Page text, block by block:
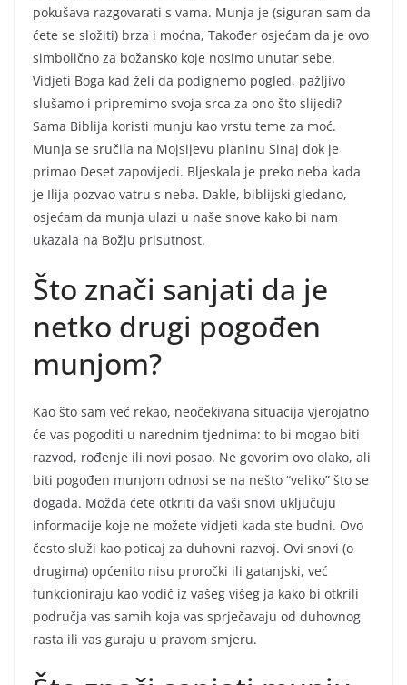
pokušava razgovarati s vama. Munja je (siguran sam da
ćete se složiti) brza i moćna, Također osjećam da je ovo
simbolično za božansko koje nosimo unutar sebe.
Vidjeti Boga kad želi da podignemo pogled, pažljivo
slušamo i pripremimo svoja srca za ono što slijedi?
Sama Biblija koristi munju kao vrstu teme za moć.
Munja se sručila na Mojsijevu planinu Sinaj dok je
primao Deset zapovijedi. Bljeskala je preko neba kada
je Ilija pozvao vatru s neba. Dakle, biblijski gledano,
osjećam da munja ulazi u naše snove kako bi nam
ukazala na Božju prisutnost.
Što znači sanjati da je
netko drugi pogođen
munjom?
Kao što sam već rekao, neočekivana situacija vjerojatno
će vas pogoditi u narednim tjednima: to bi mogao biti
razvod, rođenje ili novi posao. Ne govorim ovo olako, ali
biti pogođen munjom odnosi se na nešto “veliko” što se
događa. Možda ćete otkriti da vaši snovi uključuju
informacije koje ne možete vidjeti kada ste budni. Ovo
često služi kao poticaj za duhovni razvoj. Ovi snovi (o
drugima) općenito nisu proročki ili gatanjski, već
funkcioniraju kao vodič iz vašeg višeg ja kako bi otkrili
područja vas samih koja vas sprječavaju od duhovnog
rasta ili vas guraju u pravom smjeru.